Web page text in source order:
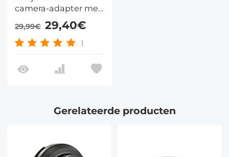
camera-adapter met
statiefbevestiging
29,99€ 29,40€
1
Gerelateerde producten